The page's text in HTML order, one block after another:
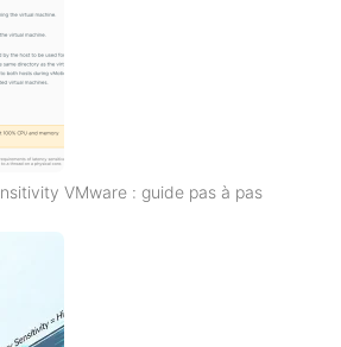
VMware : guide pas à pas